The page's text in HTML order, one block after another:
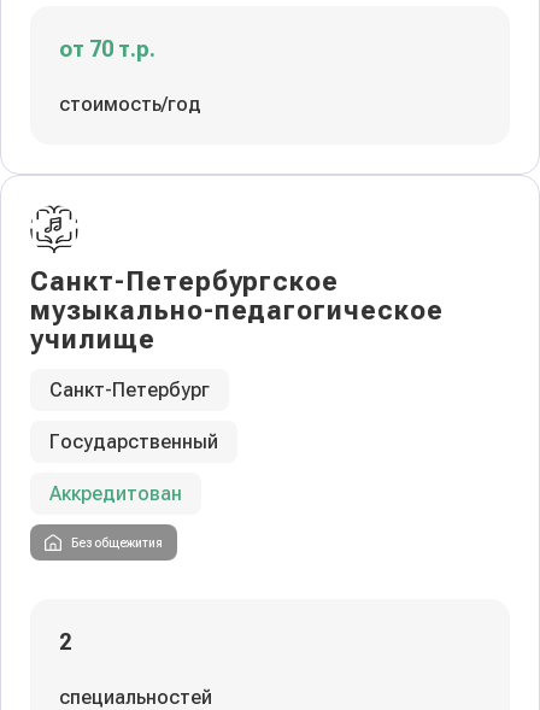
от 70 т.р.
стоимость/год
Санкт-Петербургское
музыкально-педагогическое
училище
Санкт-Петербург
Государственный
Аккредитован
Без общежития
2
специальностей